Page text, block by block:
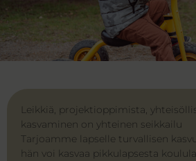
Leikkiä, projektioppimista,
kasvaminen on yhteinen seikkailu
Tarjoamme lapselle turvallisen
hän voi kasvaa pikkulapsesta